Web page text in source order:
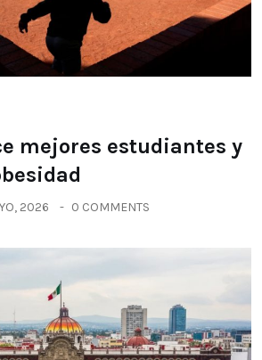
mejores estudiantes y
2026 0 COMMENTS